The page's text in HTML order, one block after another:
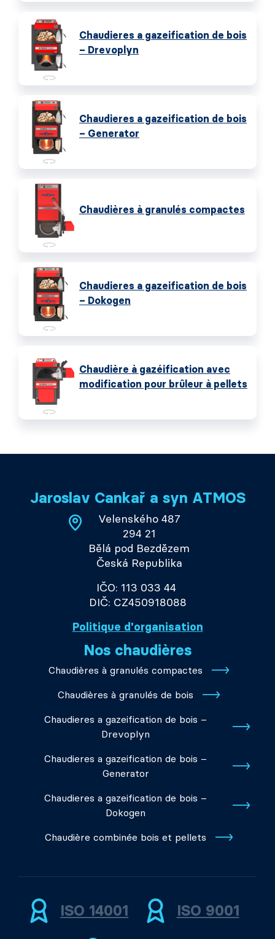
Chaudieres a gazeification de bois
– Drevoplyn
Chaudieres a gazeification de bois
– Generator
Chaudières à granulés compactes
Chaudieres a gazeification de bois
– Dokogen
Chaudière à gazéification avec
modification pour brûleur à pellets
Jaroslav Cankař a syn ATMOS
Velenského 487
294 21
Bělá pod Bezdězem
Česká Republika
IČO: 113 033 44
DIČ: CZ450918088
Politique d'organisation
Nos chaudières
Chaudières à granulés compactes
Chaudières à granulés de bois
Chaudieres a gazeification de bois –
Drevoplyn
Chaudieres a gazeification de bois –
Generator
Chaudieres a gazeification de bois –
Dokogen
Chaudière combinée bois et pellets
ISO 14001 ISO 9001